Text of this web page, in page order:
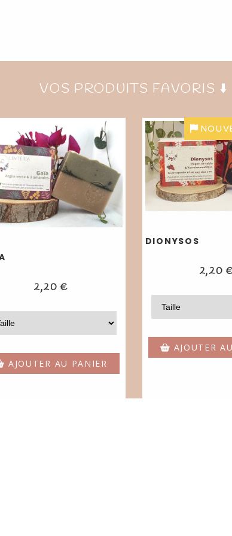
VOS PRODUITS FAVORIS ⬇️
2,20 €
AJOUTER AU PANIER
DIONYSOS
2,20
AJOUTER